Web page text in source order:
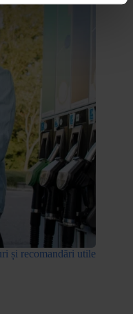
și recomandări utile